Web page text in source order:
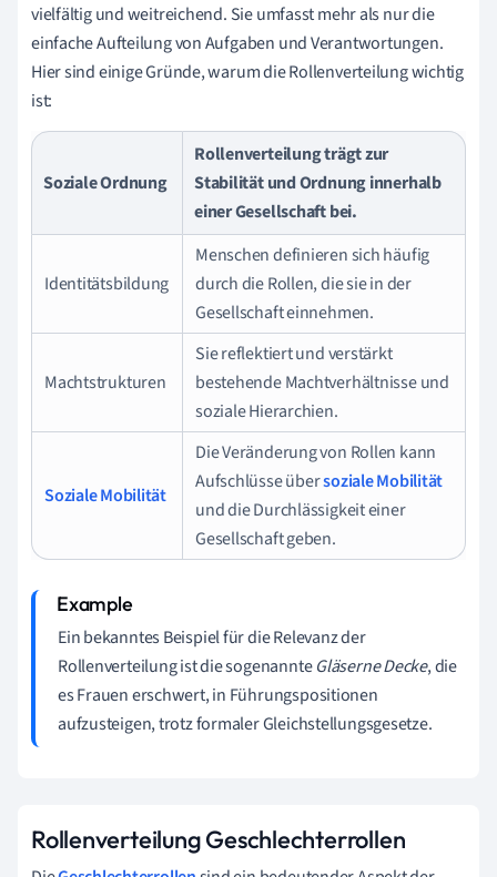
vielfältig und weitreichend. Sie umfasst mehr als nur die
einfache Aufteilung von Aufgaben und Verantwortungen.
Hier sind einige Gründe, warum die Rollenverteilung wichtig
ist:
Soziale Ordnung
Rollenverteilung trägt zur
Stabilität und Ordnung innerhalb
einer Gesellschaft bei.
Identitätsbildung
Menschen definieren sich häufig
durch die Rollen, die sie in der
Gesellschaft einnehmen.
Machtstrukturen
Sie reflektiert und verstärkt
bestehende Machtverhältnisse und
soziale Hierarchien.
Soziale Mobilität
Die Veränderung von Rollen kann
Aufschlüsse übersoziale Mobilität
und die Durchlässigkeit einer
Gesellschaft geben.
Ein bekanntes Beispiel für die Relevanz der
Rollenverteilung ist die sogenannteGläserne Decke, die
es Frauen erschwert, in Führungspositionen
aufzusteigen, trotz formaler Gleichstellungsgesetze.
Rollenverteilung Geschlechterrollen